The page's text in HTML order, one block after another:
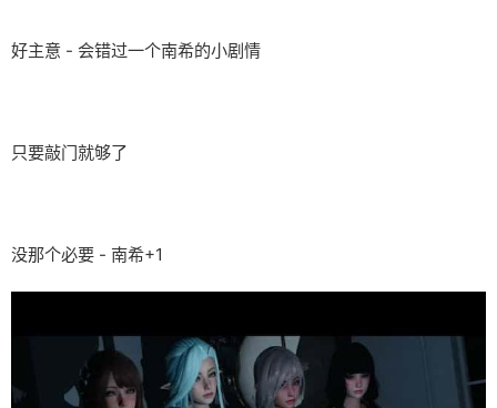
好主意 - 会错过一个南希的小剧情
只要敲门就够了
没那个必要 - 南希+1